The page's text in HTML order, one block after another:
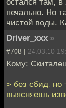
печально. Но
чистой воды.
Driver_xxx »
#708 | 24.03.10
Кому:
> без обид, но
выясняешь